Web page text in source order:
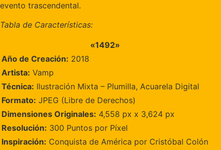
evento trascendental.
Tabla de Características:
«1492»
Año de Creación: 2018
Artista: Vamp
Técnica: Ilustración Mixta – Plumilla, Acuarela Digital
Formato: JPEG (Libre de Derechos)
Dimensiones Originales: 4,558 px x 3,624 px
Resolución: 300 Puntos por Píxel
Inspiración: Conquista de América por Cristóbal Colón